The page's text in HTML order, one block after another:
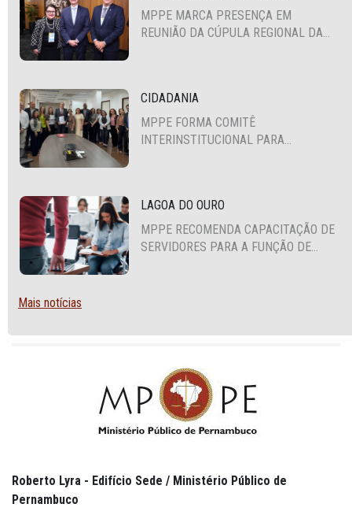
MPPE MARCA PRESENÇA EM
REUNIÃO DA CÚPULA REGIONAL DA
CIDADANIA
MPPE FORMA COMITÊ
INTERINSTITUCIONAL PARA
LAGOA DO OURO
MPPE RECOMENDA CAPACITAÇÃO DE
SERVIDORES PARA A FUNÇÃO DE
Mais notícias
Roberto Lyra - Edifício Sede / Ministério Público de
Pernambuco